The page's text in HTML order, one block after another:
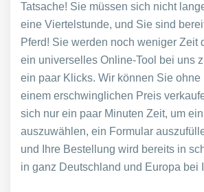
Tatsache! Sie müssen sich nicht
eine Viertelstunde, und Sie sind
Pferd! Sie werden noch weniger Zeit
ein universelles Online-Tool bei uns
ein paar Klicks. Wir können Sie ohne
einem erschwinglichen Preis
sich nur ein paar Minuten Zeit, um
auszuwählen, ein Formular
und Ihre Bestellung wird bereits in
in ganz Deutschland und Europa bei